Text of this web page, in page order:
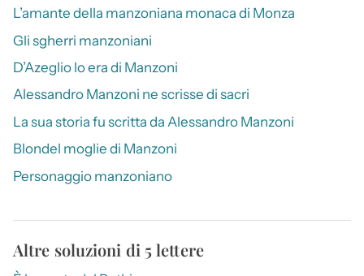
L’amante della manzoniana monaca di Monza
Gli sgherri manzoniani
D’Azeglio lo era di Manzoni
Alessandro Manzoni ne scrisse di sacri
La sua storia fu scritta da Alessandro Manzoni
Blondel moglie di Manzoni
Personaggio manzoniano
Altre soluzioni di 5 lettere